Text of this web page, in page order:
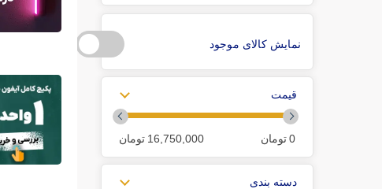
نمایش کالای موجود
قیمت
0تومان 16,750,000 تومان
دسته بندی